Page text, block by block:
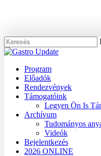
content
Close
Menu
Program
Előadók
Rendezvények
Támogatóink
Legyen Ön Is
Archívum
Tudományos
Videók
Bejelentkezés
2026 ONLINE